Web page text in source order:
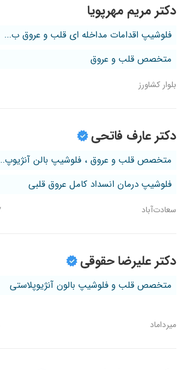
دکتر مریم مهرپویا
فلوشیپ اقدامات مداخله ای قلب و عروق ب...
متخصص قلب و عروق
بلوار کشاورز
دکتر عارف فاتحی
متخصص قلب و عروق ، فلوشیپ بالن
فلوشیپ درمان انسداد کامل عروق قلبی
سعادت‌آباد
دکتر علیرضا حقوقی
متخصص قلب و فلوشیپ بالون آنژیوپلاستی
میرداماد